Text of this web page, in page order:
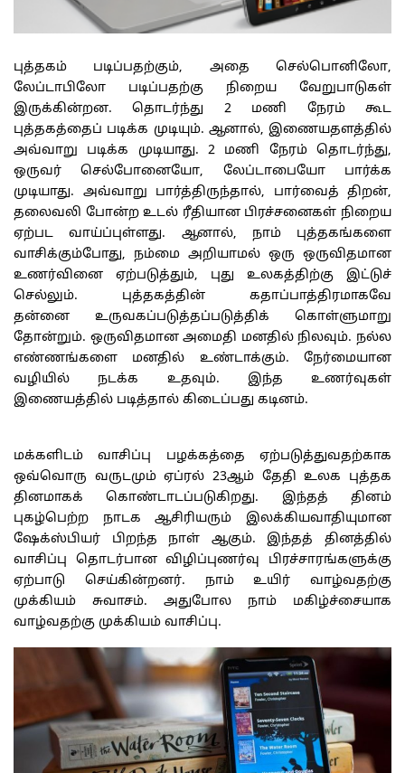
புத்தகம் படிப்பதற்கும், அதை செல்பொனிலோ,
லேப்டாபிலோ படிப்பதற்கு நிறைய வேறுபாடுகள்
இருக்கின்றன. தொடர்ந்து 2 மணி நேரம் கூட
புத்தகத்தைப் படிக்க முடியும். ஆனால், இணையதளத்தில்
அவ்வாறு படிக்க முடியாது. 2 மணி நேரம் தொடர்ந்து,
ஒருவர் செல்போனையோ, லேப்டாபையோ பார்க்க
முடியாது. அவ்வாறு பார்த்திருந்தால், பார்வைத் திறன்,
தலைவலி போன்ற உடல் ரீதியான பிரச்சனைகள் நிறைய
ஏற்பட வாய்ப்புள்ளது. ஆனால், நாம் புத்தகங்களை
வாசிக்கும்போது, நம்மை அறியாமல் ஒரு ஒருவிதமான
உணர்வினை ஏற்படுத்தும், புது உலகத்திற்கு இட்டுச்
செல்லும். புத்தகத்தின் கதாப்பாத்திரமாகவே
தன்னை உருவகப்படுத்தப்படுத்திக் கொள்ளுமாறு
தோன்றும். ஒருவிதமான அமைதி மனதில் நிலவும். நல்ல
எண்ணங்களை மனதில் உண்டாக்கும். நேர்மையான
வழியில் நடக்க உதவும். இந்த உணர்வுகள்
இணையத்தில் படித்தால் கிடைப்பது கடினம்.
மக்களிடம் வாசிப்பு பழக்கத்தை ஏற்படுத்துவதற்காக
ஒவ்வொரு வருடமும் ஏப்ரல் 23ஆம் தேதி உலக புத்தக
தினமாகக் கொண்டாடப்படுகிறது. இந்தத் தினம்
புகழ்பெற்ற நாடக ஆசிரியரும் இலக்கியவாதியுமான
ஷேக்ஸ்பியர் பிறந்த நாள் ஆகும். இந்தத் தினத்தில்
வாசிப்பு தொடர்பான விழிப்புணர்வு பிரச்சாரங்களுக்கு
ஏற்பாடு செய்கின்றனர். நாம் உயிர் வாழ்வதற்கு
முக்கியம் சுவாசம். அதுபோல நாம் மகிழ்ச்சையாக
வாழ்வதற்கு முக்கியம் வாசிப்பு.